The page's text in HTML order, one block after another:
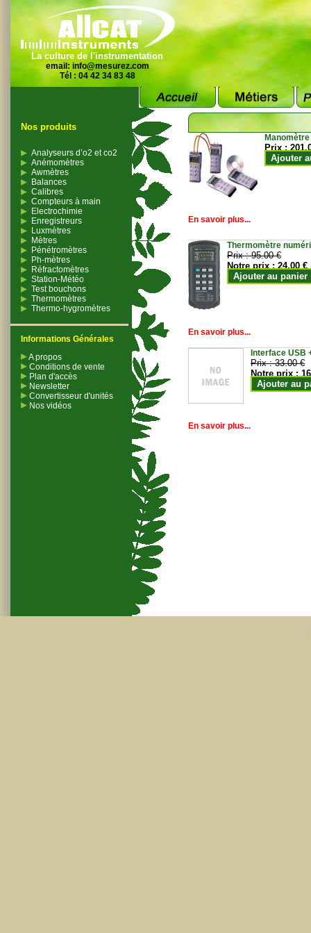
La culture de l'instrumentation
email: info@mesurez.com
Tél : 04 42 34 83 48
Nos produits
Analyseurs d’o2 et co2
Anémomètres
Awmètres
Balances
Calibres
Compteurs à main
Electrochimie
Enregistreurs
Luxmètres
Mètres
Pénétromètres
Ph-mètres
Réfractomètres
Station-Météo
Test bouchons
Thermomètres
Thermo-hygromètres
Informations Générales
A propos
Conditions de vente
Plan d'accès
Newsletter
Convertisseur d'unités
Nos vidéos
Prix :
Ajouter
En savoir plus...
Thermomètre
Prix :95.00 €
Notre prix :24.00 €
Ajouter au panier
En savoir plus...
Interface USB
Prix :33.00 €
Notre prix :
Ajouter au
En savoir plus...